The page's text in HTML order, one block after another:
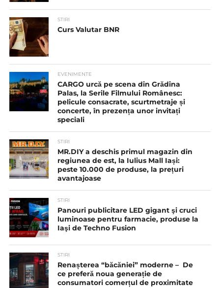
STIRI
Curs Valutar BNR
EVENIMENTE
CARGO urcă pe scena din Grădina
Palas, la Serile Filmului Românesc:
pelicule consacrate, scurtmetraje și
concerte, în prezența unor invitați
speciali
STIRI
MR.DIY a deschis primul magazin din
regiunea de est, la Iulius Mall Iași:
peste 10.000 de produse, la prețuri
avantajoase
STIRI
Panouri publicitare LED gigant şi cruci
luminoase pentru farmacie, produse la
Iaşi de Techno Fusion
STIRI
Renașterea “băcăniei” moderne – De
ce preferă noua generație de
consumatori comerțul de proximitate